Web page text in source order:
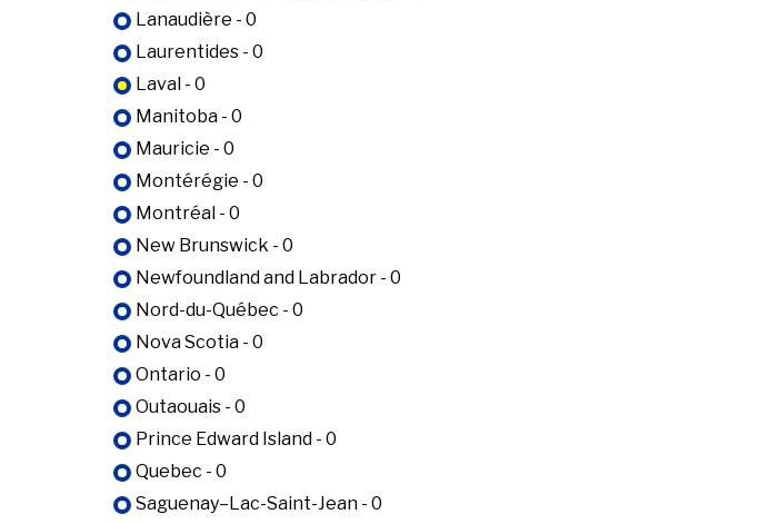
Lanaudière - 0
Laurentides - 0
Laval - 0
Manitoba - 0
Mauricie - 0
Montérégie - 0
Montréal - 0
New Brunswick - 0
Newfoundland and Labrador - 0
Nord-du-Québec - 0
Nova Scotia - 0
Ontario - 0
Outaouais - 0
Prince Edward Island - 0
Quebec - 0
Saguenay–Lac-Saint-Jean - 0